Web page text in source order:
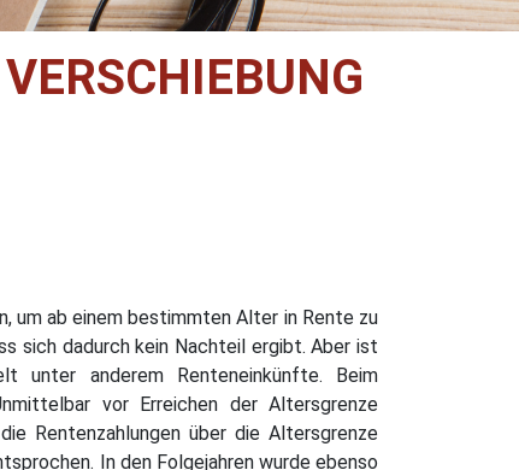
um ab einem bestimmten Alter in Rente zu
sich dadurch kein Nachteil ergibt. Aber ist
unter anderem Renteneinkünfte. Beim
vor Erreichen der Altersgrenze
Rentenzahlungen über die Altersgrenze
In den Folgejahren wurde ebenso